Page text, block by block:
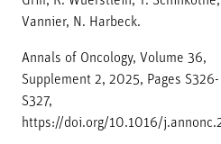
Vannier, N. Harbeck.
Annals of Oncology, Volume 36,
Supplement 2, 2025, Pages S326-
S327,
https://doi.org/10.1016/